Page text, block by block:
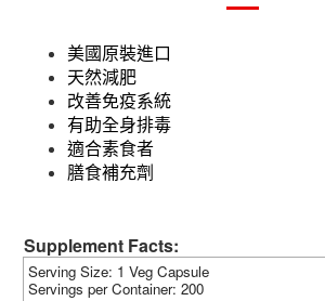
美國原裝進口
天然減肥
改善免疫系統
有助全身排毒
適合素食者
膳食補充劑
Supplement Facts:
Serving Size: 1 Veg Capsule
Servings per Container: 200